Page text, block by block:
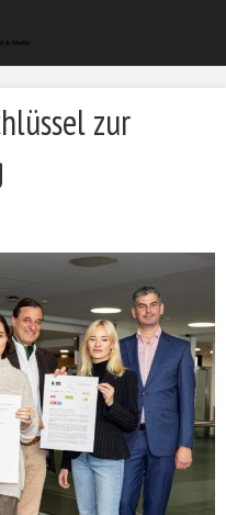
zur